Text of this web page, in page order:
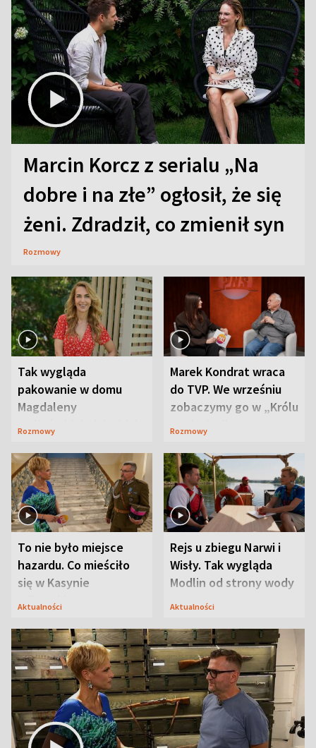
Marcin Korcz z serialu „Na
dobre i na złe” ogłosił, że się
żeni. Zdradził, co zmienił syn
Rozmowy
Tak wygląda
pakowanie w domu
Magdaleny
Waligórskiej-Lisieckiej.
Rozmowy
Marek Kondrat wraca
do TVP. We wrześniu
zobaczymy go w „Królu
Maciusiu I”
Rozmowy
To nie było miejsce
hazardu. Co mieściło
się w Kasynie
Oficerskim?
Aktualności
Rejs u zbiegu Narwi i
Wisły. Tak wygląda
Modlin od strony wody
Aktualności